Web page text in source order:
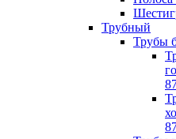
Трубный
Трубы